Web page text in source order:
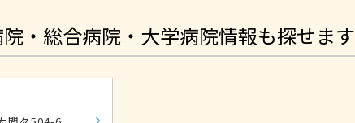
・総合病院・大学病院情報も探せます